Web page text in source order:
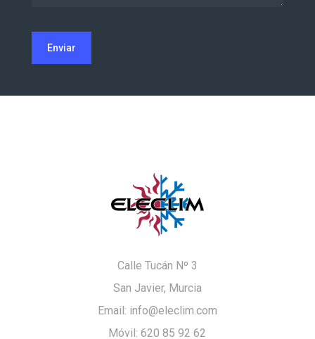
Calle Tucán Nº 3
San Javier, Murcia
Email: info@eleclim.com
Móvil: 620 85 92 62